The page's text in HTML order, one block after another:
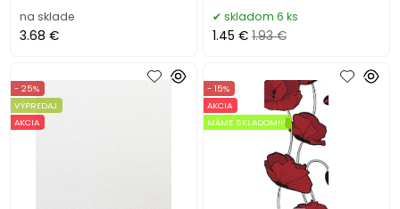
na sklade
3.68 €
skladom 6 ks
1.45 € 1.93 €
- 25%
VÝPREDAJ
AKCIA
- 15%
AKCIA
MÁME SKLADOM!!!